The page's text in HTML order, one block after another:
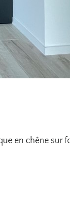
en chêne sur